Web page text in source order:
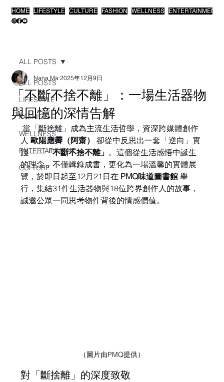
HOME LIFESTYLE CULTURE FASHION WELLNESS ENTERTAINMENT
ALL POSTS
LIFESTYLE
FASHION
WELLNESS
ENTERTAINMENT
CULTURE
ALL POSTS
「不斷不捨不離」：一場生活器物
與回憶的深情告解
Nana Ma 2025年12月9日
人 歐陽應霽（阿齋）
卻從中反思出一套「逆向」實
踐——「不斷不捨不離」 。這個從生活感悟中誕生
的理念，不僅輯錄成書，更化為一場溫馨的實體展
覽，於即日起至12月21日在 PMQ味道圖書館 舉
行，集結31件生活器物與18位跨界創作人的故事，
誠邀公眾一同思考物件背後的情感價值。
（圖片由PMQ提供）
對「斷捨離」的深度致敬